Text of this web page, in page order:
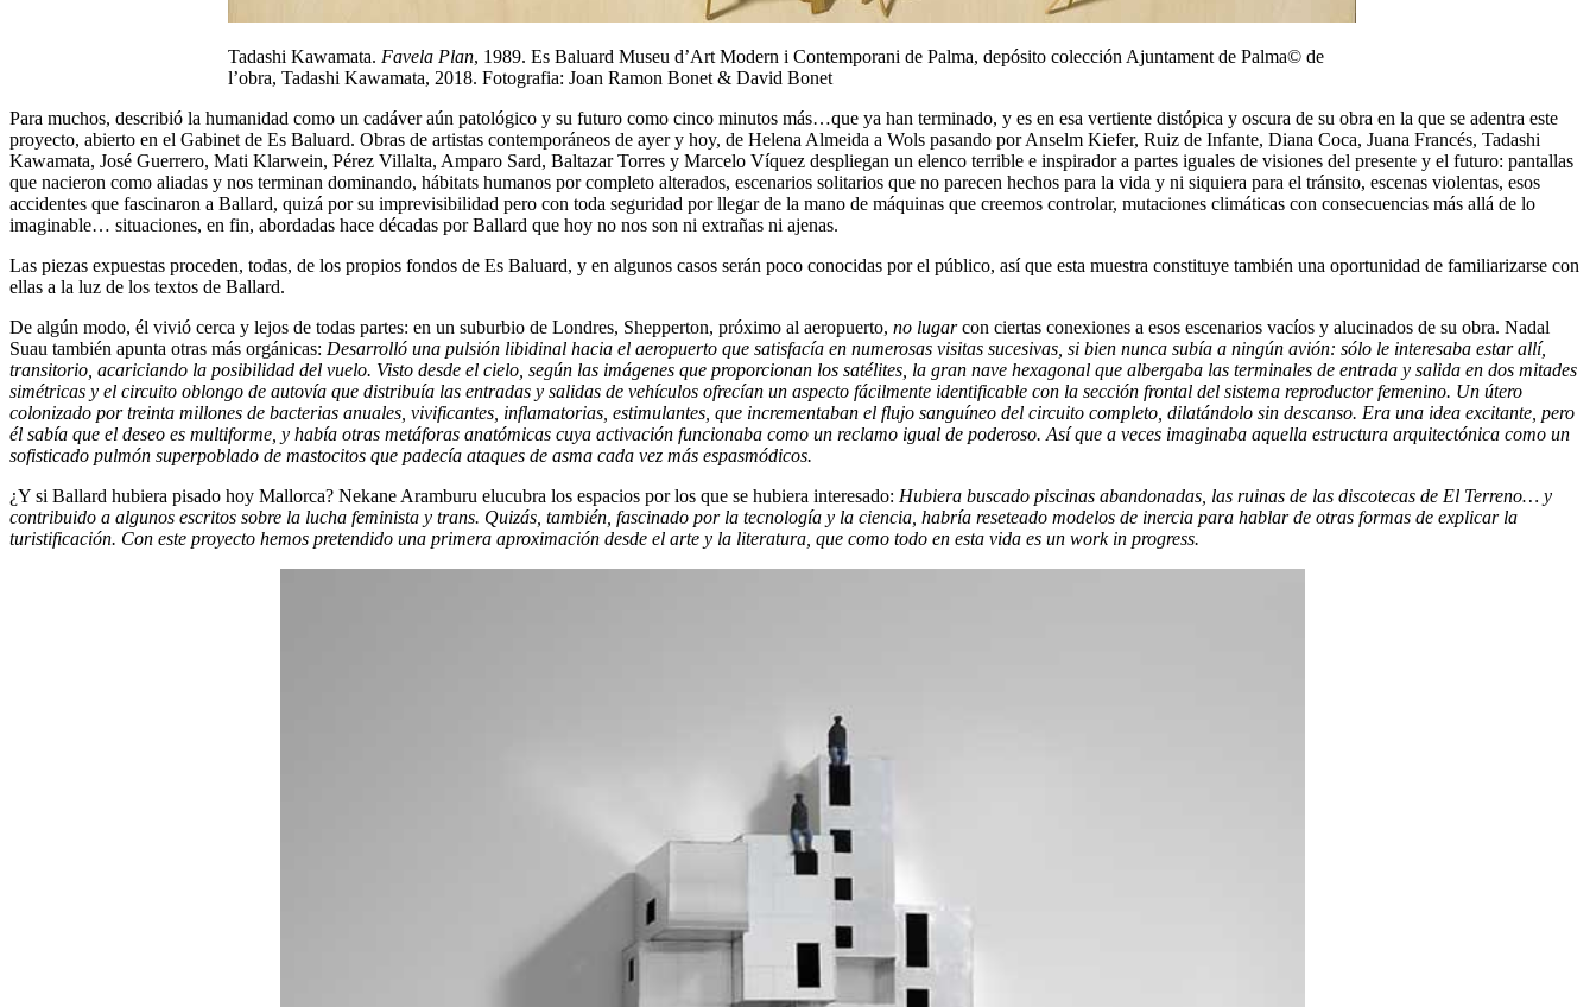
Tadashi Kawamata. Favela Plan, 1989. Es Baluard Museu d’Art Modern i Contemporani de Palma, depósito colección Ajuntament de Palma© de
l’obra, Tadashi Kawamata, 2018. Fotografia: Joan Ramon Bonet & David Bonet
Para muchos, describió la humanidad como un cadáver aún patológico y su futuro como cinco minutos más…que ya han terminado, y es en esa vertiente distópica y oscura de su obra en la que se adentra este
proyecto, abierto en el Gabinet de Es Baluard. Obras de artistas contemporáneos de ayer y hoy, de Helena Almeida a Wols pasando por Anselm Kiefer, Ruiz de Infante, Diana Coca, Juana Francés, Tadashi
Kawamata, José Guerrero, Mati Klarwein, Pérez Villalta, Amparo Sard, Baltazar Torres y Marcelo Víquez despliegan un elenco terrible e inspirador a partes iguales de visiones del presente y el futuro: pantallas
que nacieron como aliadas y nos terminan dominando, hábitats humanos por completo alterados, escenarios solitarios que no parecen hechos para la vida y ni siquiera para el tránsito, escenas violentas, esos
accidentes que fascinaron a Ballard, quizá por su imprevisibilidad pero con toda seguridad por llegar de la mano de máquinas que creemos controlar, mutaciones climáticas con consecuencias más allá de lo
imaginable… situaciones, en fin, abordadas hace décadas por Ballard que hoy no nos son ni extrañas ni ajenas.
Las piezas expuestas proceden, todas, de los propios fondos de Es Baluard, y en algunos casos serán poco conocidas por el público, así que esta muestra constituye también una oportunidad de familiarizarse con
ellas a la luz de los textos de Ballard.
De algún modo, él vivió cerca y lejos de todas partes: en un suburbio de Londres, Shepperton, próximo al aeropuerto, no lugarcon ciertas conexiones a esos escenarios vacíos y alucinados de su obra. Nadal
Suau también apunta otras más orgánicas: Desarrolló una pulsión libidinal hacia el aeropuerto que satisfacía en numerosas visitas sucesivas, si bien nunca subía a ningún avión: sólo le interesaba estar allí,
transitorio, acariciando la posibilidad del vuelo. Visto desde el cielo, según las imágenes que proporcionan los satélites, la gran nave hexagonal que albergaba las terminales de entrada y salida en dos mitades
simétricas y el circuito oblongo de autovía que distribuía las entradas y salidas de vehículos ofrecían un aspecto fácilmente identificable con la sección frontal del sistema reproductor femenino. Un útero
colonizado por treinta millones de bacterias anuales, vivificantes, inflamatorias, estimulantes, que incrementaban el flujo sanguíneo del circuito completo, dilatándolo sin descanso. Era una idea excitante, pero
él sabía que el deseo es multiforme, y había otras metáforas anatómicas cuya activación funcionaba como un reclamo igual de poderoso. Así que a veces imaginaba aquella estructura arquitectónica como un
sofisticado pulmón superpoblado de mastocitos que padecía ataques de asma cada vez más espasmódicos.
¿Y si Ballard hubiera pisado hoy Mallorca? Nekane Aramburu elucubra los espacios por los que se hubiera interesado: Hubiera buscado piscinas abandonadas, las ruinas de las discotecas de El Terreno… y
contribuido a algunos escritos sobre la lucha feminista y trans. Quizás, también, fascinado por la tecnología y la ciencia, habría reseteado modelos de inercia para hablar de otras formas de explicar la
turistificación. Con este proyecto hemos pretendido una primera aproximación desde el arte y la literatura, que como todo en esta vida es un work in progress.